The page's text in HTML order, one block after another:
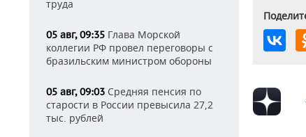
труда
05 авг, 09:35 Глава Морской
коллегии РФ провел переговоры с
бразильским министром обороны
05 авг, 09:03 Средняя пенсия по
старости в России превысила 27,2
тыс. рублей